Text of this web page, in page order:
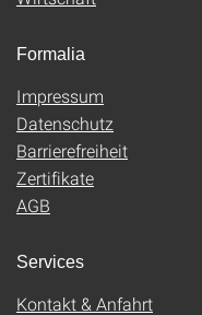
Formalia
Impressum
Datenschutz
Barrierefreiheit
Zertifikate
AGB
Services
Kontakt & Anfahrt